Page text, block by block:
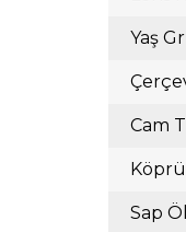
Yaş
Cam
Sap